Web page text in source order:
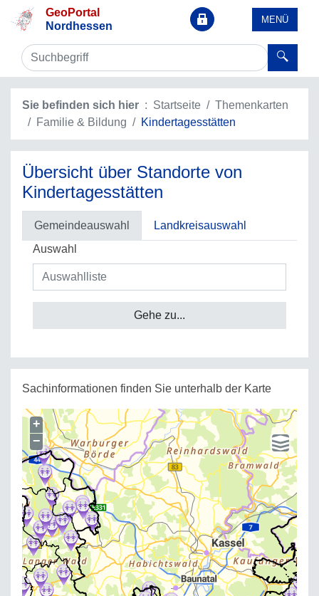
GeoPortal
Nordhessen
MENÜ
Sie befinden sich hier Startseite
Themenkarten
Familie & Bildung
Kindertagesstätten
Übersicht über Standorte von
Kindertagesstätten
Gemeindeauswahl
Landkreisauswahl
Auswahl
Gehe zu...
Sachinformationen finden Sie unterhalb der Karte
+
−